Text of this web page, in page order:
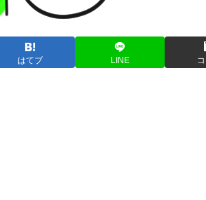
はてブ LINE